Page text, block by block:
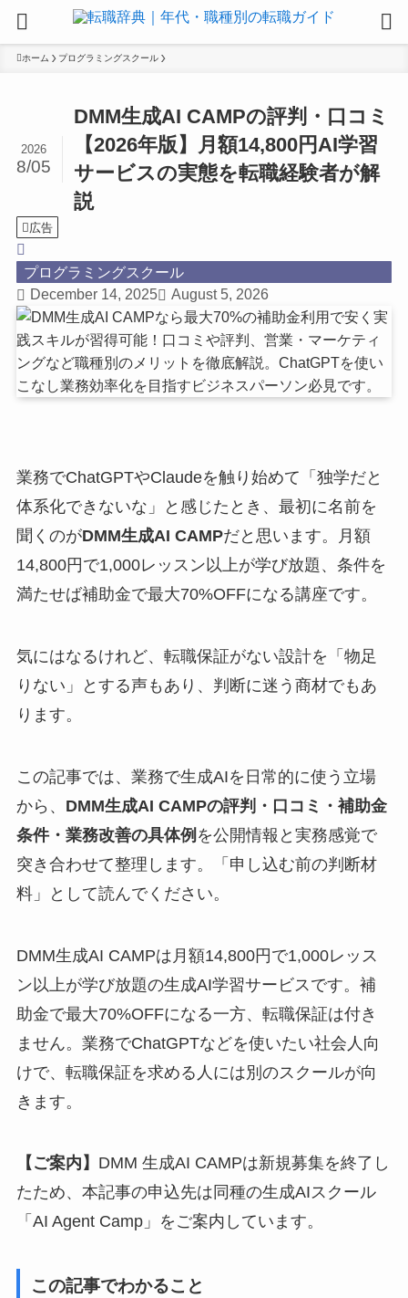
ホーム プログラミングスクール
DMM生成AI CAMPの評判・口コミ
【2026年版】月額14,800円AI学習
サービスの実態を転職経験者が解
説
2026
8/05
広告
プログラミングスクール
December 14, 2025
August 5, 2026
業務でChatGPTやClaudeを触り始めて「独学だと
体系化できないな」と感じたとき、最初に名前を
聞くのがDMM生成AI CAMPだと思います。月額
14,800円で1,000レッスン以上が学び放題、条件を
満たせば補助金で最大70%OFFになる講座です。
気にはなるけれど、転職保証がない設計を「物足
りない」とする声もあり、判断に迷う商材でもあ
ります。
この記事では、業務で生成AIを日常的に使う立場
から、 DMM生成AI CAMPの評判・口コミ・補助金
条件・業務改善の具体例 を公開情報と実務感覚で
突き合わせて整理します。「申し込む前の判断材
料」として読んでください。
DMM生成AI CAMPは月額14,800円で1,000レッス
ン以上が学び放題の生成AI学習サービスです。補
助金で最大70%OFFになる一方、転職保証は付き
ません。業務でChatGPTなどを使いたい社会人向
けで、転職保証を求める人には別のスクールが向
きます。
【ご案内】 DMM 生成AI CAMPは新規募集を終了し
たため、本記事の申込先は同種の生成AIスクール
「AI Agent Camp」をご案内しています。
この記事でわかること